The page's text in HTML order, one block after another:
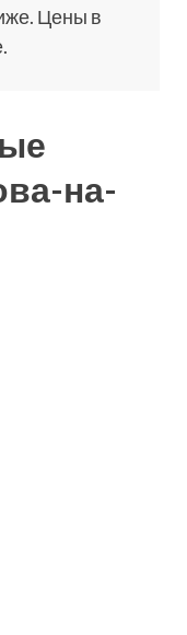
Цены в
на-